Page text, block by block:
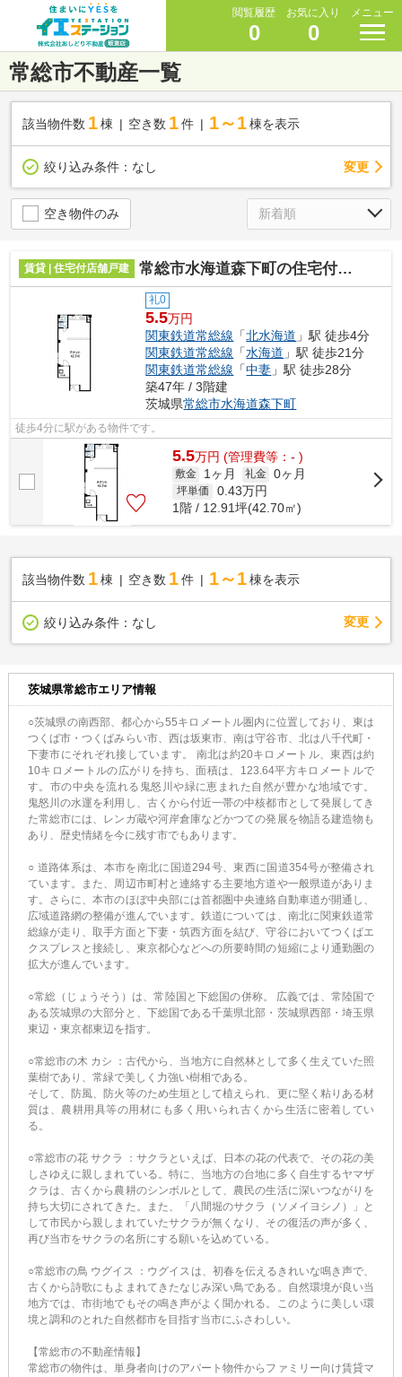
閲覧履歴
0
お気に入り
0
メニュー
常総市不動産一覧
該当物件数 1棟 空き数 1 件 1～1 棟を表示
絞り込み条件： なし 変更
空き物件のみ
賃貸 | 住宅付店舗戸建 常総市水海道森下町の住宅付店舗戸建
礼0
5.5万円
関東鉄道常総線 「北水海道 」駅 徒歩4分
関東鉄道常総線 「水海道 」駅 徒歩21分
関東鉄道常総線 「中妻 」駅 徒歩28分
築47年 / 3階建
茨城県常総市水海道森下町
徒歩4分に駅がある物件です。
5.5万円 (管理費等：- )
敷金 1ヶ月 礼金 0ヶ月
坪単価 0.43万円
1階 / 12.91坪(42.70㎡)
該当物件数 1棟 空き数 1 件 1～1 棟を表示
絞り込み条件： なし 変更
茨城県常総市エリア情報
○茨城県の南西部、都心から55キロメートル圏内に位置しており、東は
つくば市・つくばみらい市、西は坂東市、南は守谷市、北は八千代町・
下妻市にそれぞれ接しています。 南北は約20キロメートル、東西は約
10キロメートルの広がりを持ち、面積は、123.64平方キロメートルで
す。市の中央を流れる鬼怒川や緑に恵まれた自然が豊かな地域です。
鬼怒川の水運を利用し、古くから付近一帯の中核都市として発展してき
た常総市には、レンガ蔵や河岸倉庫などかつての発展を物語る建造物も
あり、歴史情緒を今に残す市でもあります。
○ 道路体系は、本市を南北に国道294号、東西に国道354号が整備され
ています。また、周辺市町村と連絡する主要地方道や一般県道がありま
す。さらに、本市のほぼ中央部には首都圏中央連絡自動車道が開通し、
広域道路網の整備が進んでいます。鉄道については、南北に関東鉄道常
総線が走り、取手方面と下妻・筑西方面を結び、守谷においてつくばエ
クスプレスと接続し、東京都心などへの所要時間の短縮により通勤圏の
拡大が進んでいます。
○常総（じょうそう）は、常陸国と下総国の併称。 広義では、常陸国で
ある茨城県の大部分と、下総国である千葉県北部・茨城県西部・埼玉県
東辺・東京都東辺を指す。
○常総市の木 カシ ：古代から、当地方に自然林として多く生えていた照
葉樹であり、常緑で美しく力強い樹相である。
そして、防風、防火等のため生垣として植えられ、更に堅く粘りある材
質は、農耕用具等の用材にも多く用いられ古くから生活に密着してい
る。
○常総市の花 サクラ ：サクラといえば、日本の花の代表で、その花の美
しさゆえに親しまれている。特に、当地方の台地に多く自生するヤマザ
クラは、古くから農耕のシンボルとして、農民の生活に深いつながりを
持ち大切にされてきた。また、「八間堀のサクラ（ソメイヨシノ）」と
して市民から親しまれていたサクラが無くなり、その復活の声が多く、
再び当市をサクラの名所にする願いを込めている。
○常総市の鳥 ウグイス ：ウグイスは、初春を伝えるきれいな鳴き声で、
古くから詩歌にもよまれてきたなじみ深い鳥である。自然環境が良い当
地方では、市街地でもその鳴き声がよく聞かれる。このように美しい環
境と調和のとれた自然都市を目指す当市にふさわしい。
【常総市の不動産情報】
常総市の物件は、単身者向けのアパート物件からファミリー向け賃貸マ